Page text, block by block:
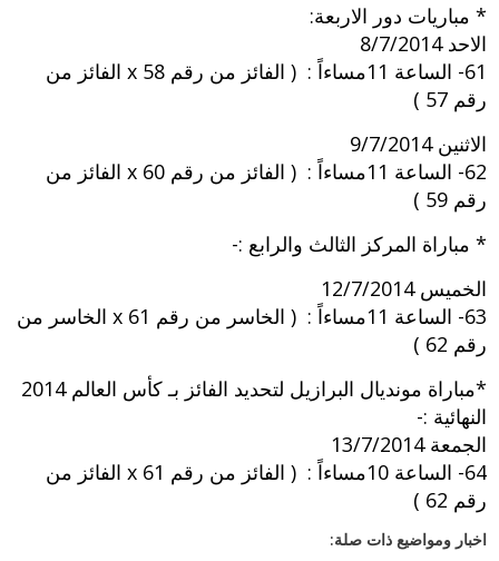
* مباريات دور الاربعة:
الاحد 8/7/2014
61- الساعة 11مساءاً : ( الفائز من رقم 58 x الفائز من
رقم 57 )
الاثنين 9/7/2014
62- الساعة 11مساءاً : ( الفائز من رقم 60 x الفائز من
رقم 59 )
* مباراة المركز الثالث والرابع :-
الخميس 12/7/2014
63- الساعة 11مساءاً : ( الخاسر من رقم 61 x الخاسر من
رقم 62 )
*مباراة مونديال البرازيل لتحديد الفائز بـ كأس العالم 2014
النهائية :-
الجمعة 13/7/2014
64- الساعة 10مساءاً : ( الفائز من رقم 61 x الفائز من
رقم 62 )
اخبار ومواضيع ذات صلة: